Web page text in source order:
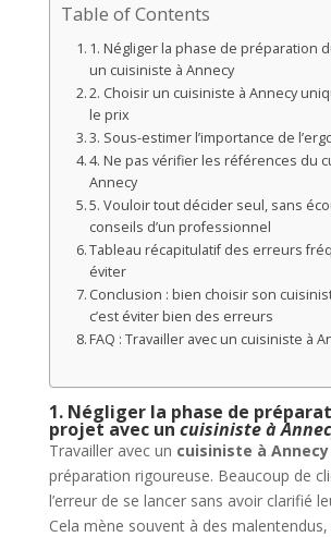
Table of Contents
1. Négliger la phase de préparation
un cuisiniste à Annecy
2. Choisir un cuisiniste à Annecy
le prix
3. Sous-estimer l’importance de
4. Ne pas vérifier les références du
Annecy
5. Vouloir tout décider seul, sans
conseils d’un professionnel
Tableau récapitulatif des erreurs
éviter
Conclusion : bien choisir son
c’est éviter bien des erreurs
FAQ : Travailler avec un cuisiniste à
1. Négliger la phase de
projet avec uncuisiniste à
Travailler avec un cuisiniste à Annecy
préparation rigoureuse. Beaucoup de
l’erreur de se lancer sans avoir clarifié
Cela mène souvent à des